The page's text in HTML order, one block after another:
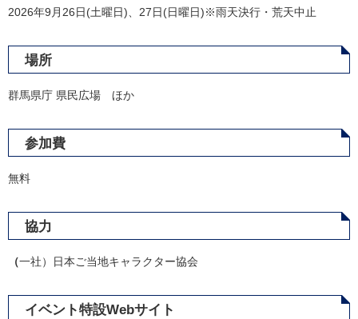
2026年9月26日(土曜日)、27日(日曜日)※雨天決行・荒天中止
場所
群馬県庁 県民広場 ほか
参加費
無料
協力
（一社）日本ご当地キャラクター協会
イベント特設Webサイト